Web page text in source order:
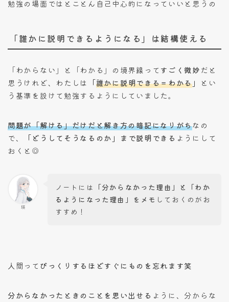
勉強の場面ではとことん自己中心的になっていいと思うの
「誰かに説明できるようになる」は結構使える
「わからない」と「わかる」の境界線って すごく微妙だと
思うけれど、わたしは
「誰かに説明できる＝わかる」
とい
う基準を設けて勉強するようにしていました。
問題が「解ける」だけだと解き方の暗記になりがちなの
で、
「どうしてそうなるのか」まで説明できる ようにして
おくと◎
瑛
ノートには 「分からなかった理由」と「わか
るようになった理由」をメモ しておくのがお
すすめ！
人間って びっくりするほどすぐにものを忘れます笑
分からなかったときのことを思い出せる ように、分からな